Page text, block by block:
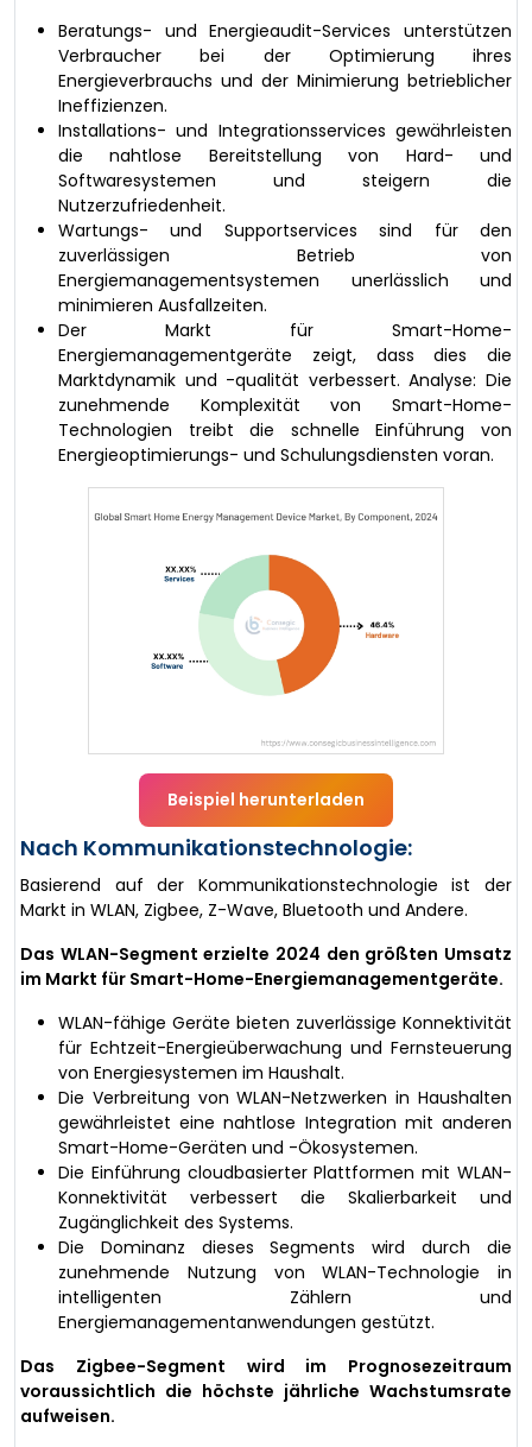
Beratungs- und Energieaudit-Services unterstützen
Verbraucher bei der Optimierung ihres
Energieverbrauchs und der Minimierung betrieblicher
Ineffizienzen.
Installations- und Integrationsservices gewährleisten
die nahtlose Bereitstellung von Hard- und
Softwaresystemen und steigern die
Nutzerzufriedenheit.
Wartungs- und Supportservices sind für den
zuverlässigen Betrieb von
Energiemanagementsystemen unerlässlich und
minimieren Ausfallzeiten.
Der Markt für Smart-Home-
Energiemanagementgeräte zeigt, dass dies die
Marktdynamik und -qualität verbessert. Analyse: Die
zunehmende Komplexität von Smart-Home-
Technologien treibt die schnelle Einführung von
Energieoptimierungs- und Schulungsdiensten voran.
Beispiel herunterladen
Nach Kommunikationstechnologie:
Basierend auf der Kommunikationstechnologie ist der
Markt in WLAN, Zigbee, Z-Wave, Bluetooth und Andere.
Das WLAN-Segment erzielte 2024 den größten Umsatz
im Markt für Smart-Home-Energiemanagementgeräte.
WLAN-fähige Geräte bieten zuverlässige Konnektivität
für Echtzeit-Energieüberwachung und Fernsteuerung
von Energiesystemen im Haushalt.
Die Verbreitung von WLAN-Netzwerken in Haushalten
gewährleistet eine nahtlose Integration mit anderen
Smart-Home-Geräten und -Ökosystemen.
Die Einführung cloudbasierter Plattformen mit WLAN-
Konnektivität verbessert die Skalierbarkeit und
Zugänglichkeit des Systems.
Die Dominanz dieses Segments wird durch die
zunehmende Nutzung von WLAN-Technologie in
intelligenten Zählern und
Energiemanagementanwendungen gestützt.
Das Zigbee-Segment wird im Prognosezeitraum
voraussichtlich die höchste jährliche Wachstumsrate
aufweisen.